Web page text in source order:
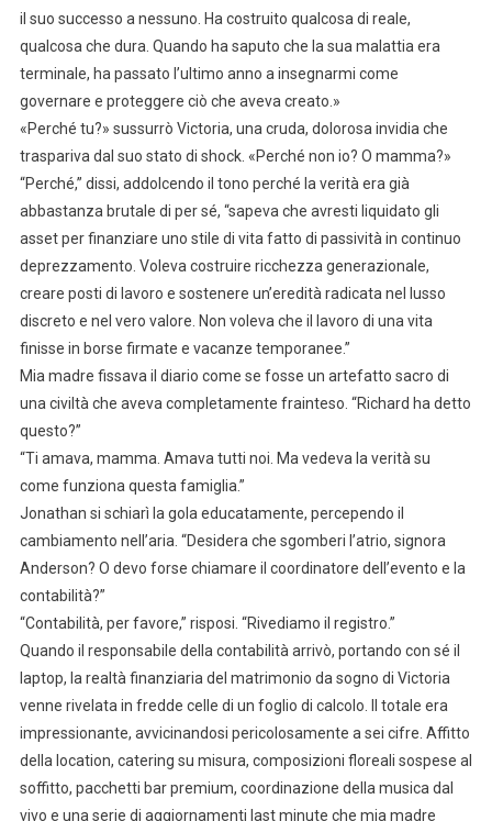
il suo successo a nessuno. Ha costruito qualcosa di reale,
qualcosa che dura. Quando ha saputo che la sua malattia era
terminale, ha passato l’ultimo anno a insegnarmi come
governare e proteggere ciò che aveva creato.»
«Perché tu?» sussurrò Victoria, una cruda, dolorosa invidia che
traspariva dal suo stato di shock. «Perché non io? O mamma?»
“Perché,” dissi, addolcendo il tono perché la verità era già
abbastanza brutale di per sé, “sapeva che avresti liquidato gli
asset per finanziare uno stile di vita fatto di passività in continuo
deprezzamento. Voleva costruire ricchezza generazionale,
creare posti di lavoro e sostenere un’eredità radicata nel lusso
discreto e nel vero valore. Non voleva che il lavoro di una vita
finisse in borse firmate e vacanze temporanee.”
Mia madre fissava il diario come se fosse un artefatto sacro di
una civiltà che aveva completamente frainteso. “Richard ha detto
questo?”
“Ti amava, mamma. Amava tutti noi. Ma vedeva la verità su
come funziona questa famiglia.”
Jonathan si schiarì la gola educatamente, percependo il
cambiamento nell’aria. “Desidera che sgomberi l’atrio, signora
Anderson? O devo forse chiamare il coordinatore dell’evento e la
contabilità?”
“Contabilità, per favore,” risposi. “Rivediamo il registro.”
Quando il responsabile della contabilità arrivò, portando con sé il
laptop, la realtà finanziaria del matrimonio da sogno di Victoria
venne rivelata in fredde celle di un foglio di calcolo. Il totale era
impressionante, avvicinandosi pericolosamente a sei cifre. Affitto
della location, catering su misura, composizioni floreali sospese al
soffitto, pacchetti bar premium, coordinazione della musica dal
vivo e una serie di aggiornamenti last minute che mia madre